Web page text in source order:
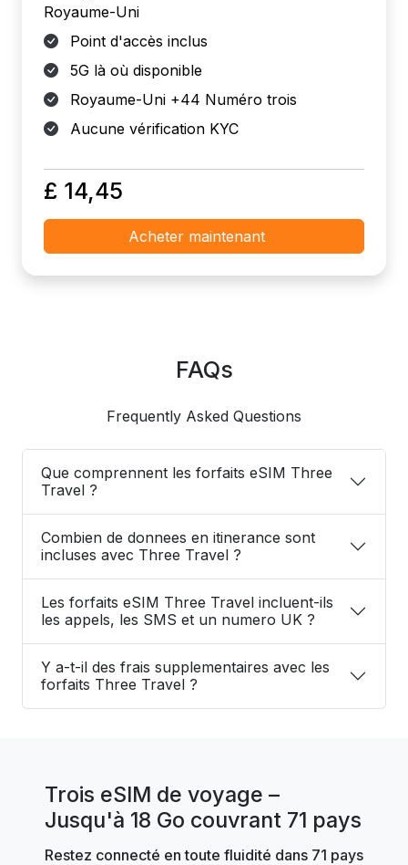
Royaume-Uni
Point d'accès inclus
5G là où disponible
Royaume-Uni +44 Numéro trois
Aucune vérification KYC
£ 14,45
Acheter maintenant
FAQs
Frequently Asked Questions
Que comprennent les forfaits eSIM Three
Travel ?
Combien de donnees en itinerance sont
incluses avec Three Travel ?
Les forfaits eSIM Three Travel incluent-ils
les appels, les SMS et un numero UK ?
Y a-t-il des frais supplementaires avec les
forfaits Three Travel ?
Trois eSIM de voyage –
Jusqu'à 18 Go couvrant 71 pays
Restez connecté en toute fluidité dans 71 pays